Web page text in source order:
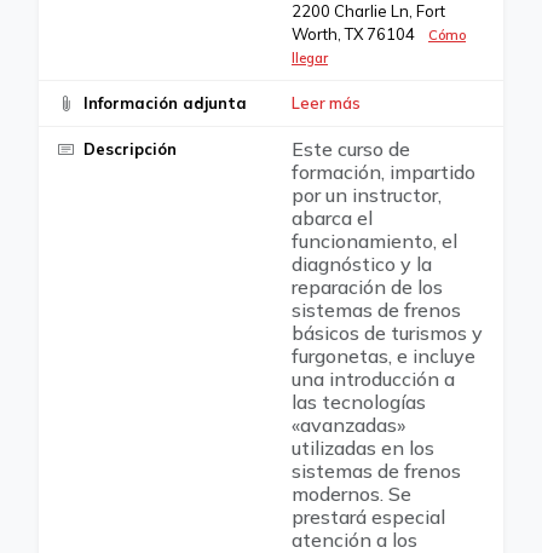
2200 Charlie Ln, Fort
Worth, TX 76104
Cómo
llegar
Información adjunta Leer más
Descripción
Este curso de
formación, impartido
por un instructor,
abarca el
funcionamiento, el
diagnóstico y la
reparación de los
sistemas de frenos
básicos de turismos y
furgonetas, e incluye
una introducción a
las tecnologías
«avanzadas»
utilizadas en los
sistemas de frenos
modernos. Se
prestará especial
atención a los